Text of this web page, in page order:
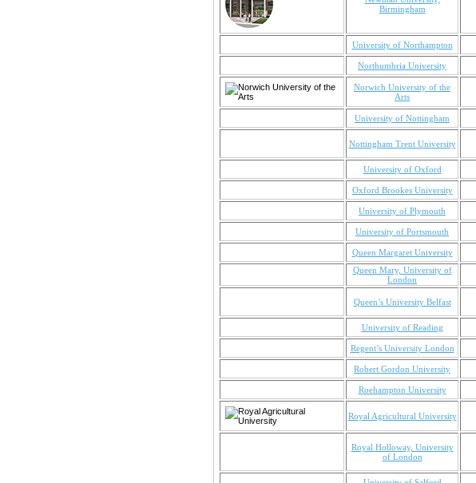
Birmingham
University of Northampton
Northumbria University
Norwich University of the
Arts
University of Nottingham
Nottingham Trent University
University of Oxford
Oxford Brookes University
University of Plymouth
University of Portsmouth
Queen Margaret University
Queen Mary, University of
London
Queen’s University Belfast
University of Reading
Regent’s University London
Robert Gordon University
Roehampton University
Royal Agricultural University
Royal Holloway, University
of London